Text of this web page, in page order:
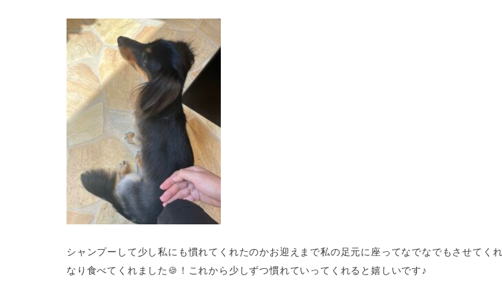
シャンプーして少し私にも慣れてくれたのかお迎えまで私の足元に座ってなでなでもさせて
なり食べてくれました🍪！これから少しずつ慣れていってくれると嬉しいです♪